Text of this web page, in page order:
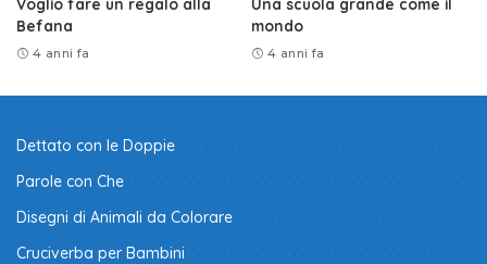
Voglio fare un regalo alla
Befana
4 anni fa
Una scuola grande come il
mondo
4 anni fa
Dettato con le Doppie
Parole con Che
Disegni di Animali da Colorare
Cruciverba per Bambini